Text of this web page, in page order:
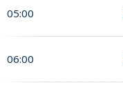
05:00
06:00